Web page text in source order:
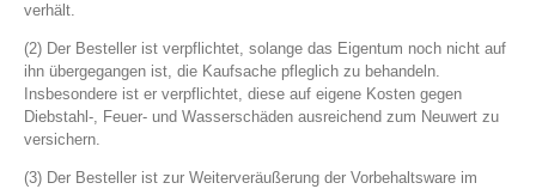
verhält.
(2) Der Besteller ist verpflichtet, solange das Eigentum noch nicht auf
ihn übergegangen ist, die Kaufsache pfleglich zu behandeln.
Insbesondere ist er verpflichtet, diese auf eigene Kosten gegen
Diebstahl-, Feuer- und Wasserschäden ausreichend zum Neuwert zu
versichern.
(3) Der Besteller ist zur Weiterveräußerung der Vorbehaltsware im